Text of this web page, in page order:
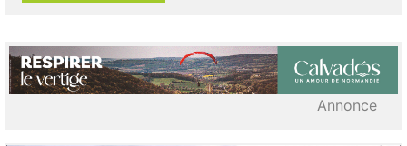
Annonce